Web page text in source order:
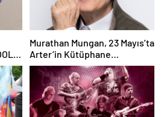
Murathan Mungan, 23 Mayıs’ta
Arter’in Kütüphane
Söyleşileri’ne Konuk Oluyor!